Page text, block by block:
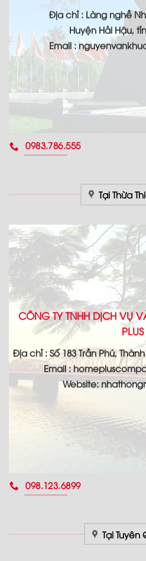
Địa chỉ : Làng nghề
Huyện Hải Hậu,
Email :
0983.786.555
Tại Thừa
CÔNG TY TNHH DỊCH VỤ
PLUS
Địa chỉ : Số 183 Trần Phú,
Email :
Website:
098.123.6899
Tại Tuyên